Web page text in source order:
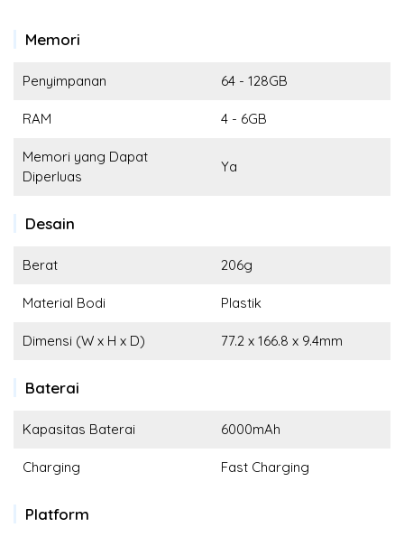
Memori
Penyimpanan 64 - 128GB
RAM 4 - 6GB
Memori yang Dapat
Diperluas
Ya
Desain
Berat 206g
Material Bodi Plastik
Dimensi (W x H x D) 77.2 x 166.8 x 9.4mm
Baterai
Kapasitas Baterai 6000mAh
Charging Fast Charging
Platform